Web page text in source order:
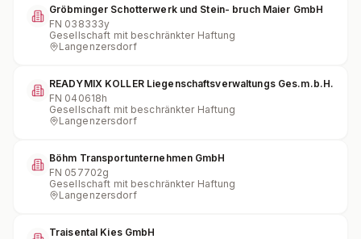
Gröbminger Schotterwerk und Stein- bruch Maier GmbH
FN 038333y
Gesellschaft mit beschränkter Haftung
Langenzersdorf
READYMIX KOLLER Liegenschaftsverwaltungs Ges.m.b.H.
FN 040618h
Gesellschaft mit beschränkter Haftung
Langenzersdorf
Böhm Transportunternehmen GmbH
FN 057702g
Gesellschaft mit beschränkter Haftung
Langenzersdorf
Traisental Kies GmbH